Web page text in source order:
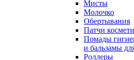
Мисты
Молочко
Обертывания
Патчи
Помады
и бальзамы
Роллеры